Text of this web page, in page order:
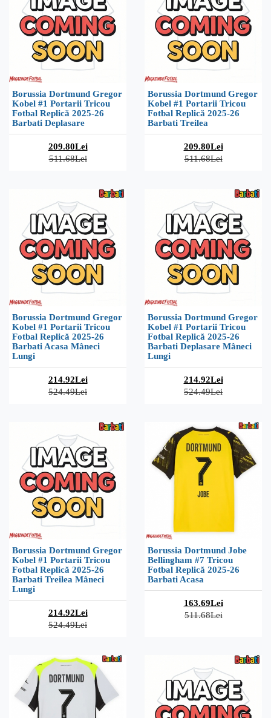
Borussia Dortmund Gregor
Kobel #1 Portarii Tricou
Fotbal Replică 2025-26
Barbati Deplasare
209.80Lei
511.68Lei
Borussia Dortmund Gregor
Kobel #1 Portarii Tricou
Fotbal Replică 2025-26
Barbati Treilea
209.80Lei
511.68Lei
Borussia Dortmund Gregor
Kobel #1 Portarii Tricou
Fotbal Replică 2025-26
Barbati Acasa Mâneci
Lungi
214.92Lei
524.49Lei
Borussia Dortmund Gregor
Kobel #1 Portarii Tricou
Fotbal Replică 2025-26
Barbati Deplasare Mâneci
Lungi
214.92Lei
524.49Lei
Borussia Dortmund Gregor
Kobel #1 Portarii Tricou
Fotbal Replică 2025-26
Barbati Treilea Mâneci
Lungi
214.92Lei
524.49Lei
Borussia Dortmund Jobe
Bellingham #7 Tricou
Fotbal Replică 2025-26
Barbati Acasa
163.69Lei
511.68Lei